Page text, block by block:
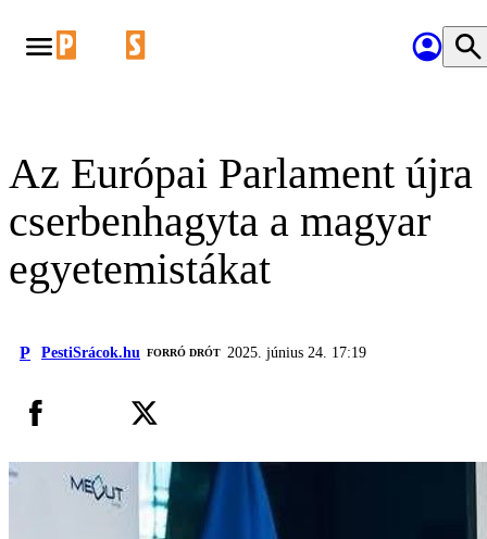
Az Európai Parlament újra
cserbenhagyta a magyar
egyetemistákat
P PestiSrácok.hu FORRÓ DRÓT 2025. június 24. 17:19